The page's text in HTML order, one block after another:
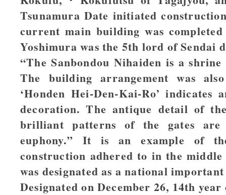
Tsunamura Date initiated
current main building was
Yoshimura was the 5th lord of Sendai
“The Sanbondou Nihaiden is a
The building arrangement was
‘Honden Hei-Den-Kai-Ro’
decoration. The antique detail of
brilliant patterns of the gates
euphony.” It is an example of
construction adhered to in the
was designated as a national
Designated on December 26, 14th